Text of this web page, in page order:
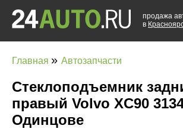
продажа
в
Главная » Автозапчасти
Стеклоподъемник
правый Volvo XC90
Одинцове